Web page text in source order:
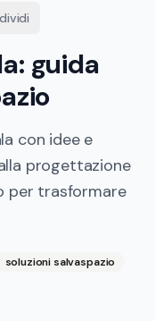
guida
con idee e
progettazione
per trasformare
soluzioni salvaspazio